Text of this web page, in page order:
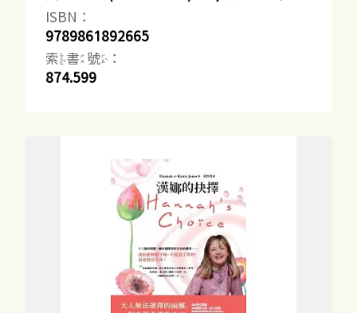
ISBN：
9789861892665
索書號：
874.599